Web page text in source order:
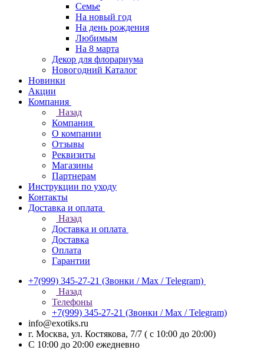
Семье
На новый год
На день рождения
Любимым
На 8 марта
Декор для флорариума
Новогодний Каталог
Новинки
Акции
Компания
Назад
Компания
О компании
Отзывы
Реквизиты
Магазины
Партнерам
Инструкции по уходу
Контакты
Доставка и оплата
Назад
Доставка и оплата
Доставка
Оплата
Гарантии
+7(999) 345-27-21 (Звонки / Max / Telegram)
Назад
Телефоны
+7(999) 345-27-21 (Звонки / Max / Telegram)
info@exotiks.ru
г. Москва, ул. Костякова, 7/7 ( с 10:00 до 20:00)
С 10:00 до 20:00 ежедневно